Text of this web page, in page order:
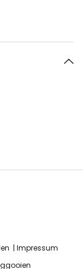
Impressum